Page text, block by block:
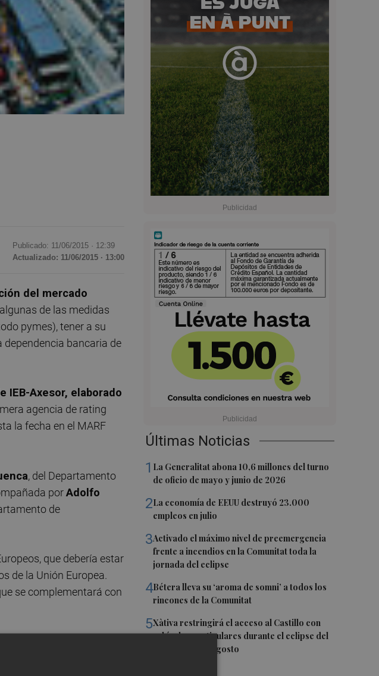
Últimas Noticias
1 La Generalitat abona 10,6 millones del turno
de oficio de mayo y junio de 2026
2La economía de EEUU destruyó 23.000
empleos en julio
3Activado el máximo nivel de preemergencia
frente a incendios en la Comunitat toda la
jornada del eclipse
4Bétera lleva su ‘aroma de somni’ a todos los
rincones de la Comunitat
5Xàtiva restringirá el acceso al Castillo con
vehículos particulares durante el eclipse del
próximo 12 de agosto
Publicado: 11/06/2015 · 12:39
Actualizado: 11/06/2015 · 13:00
del mercado
de las medidas
pymes), tener a su
bancaria de
IEB-Axesor, elaborado
agencia de rating
la fecha en el MARF
, del Departamento
porAdolfo
de
que debería estar
de la Unión Europea.
se complementará con
proyectos de